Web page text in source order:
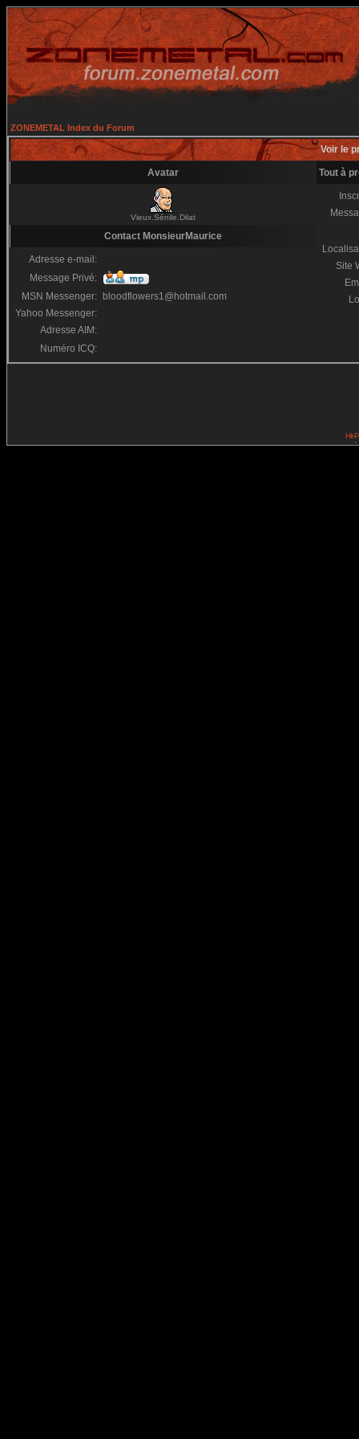
ZONEMETAL Index du Forum
Voir le
Avatar Tout à
Vieux.Sénile.Dilat
Site
Contact MonsieurMaurice
Adresse e-mail:
Message Privé:
MSN Messenger:
bloodflowers1@hotmail.com
Yahoo Messenger:
Adresse AIM:
Numéro ICQ: